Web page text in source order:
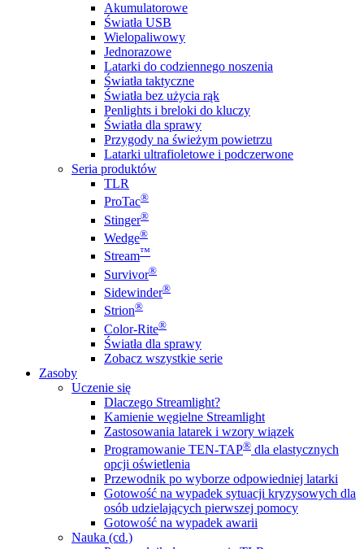
Akumulatorowe
Światła USB
Wielopaliwowy
Jednorazowe
Latarki do codziennego noszenia
Światła taktyczne
Światła bez użycia rąk
Penlights i breloki do kluczy
Światła dla sprawy
Przygody na świeżym powietrzu
Latarki ultrafioletowe i podczerwone
Seria produktów
TLR
ProTac®
Stinger®
Wedge®
Stream™
Survivor®
Sidewinder®
Strion®
Color-Rite®
Światła dla sprawy
Zobacz wszystkie serie
Zasoby
Uczenie się
Dlaczego Streamlight?
Kamienie węgielne Streamlight
Zastosowania latarek i wzory wiązek
Programowanie TEN-TAP® dla elastycznych
opcji oświetlenia
Przewodnik po wyborze odpowiedniej latarki
Gotowość na wypadek sytuacji kryzysowych dla
osób udzielających pierwszej pomocy
Gotowość na wypadek awarii
Nauka (cd.)